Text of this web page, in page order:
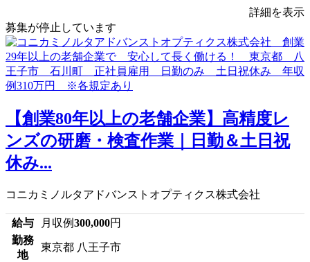
詳細を表示
募集が停止しています
【創業80年以上の老舗企業】高精度レ
ンズの研磨・検査作業｜日勤＆土日祝
休み...
コニカミノルタアドバンストオプティクス株式会社
給与 月収例300,000円
勤務
地
東京都 八王子市